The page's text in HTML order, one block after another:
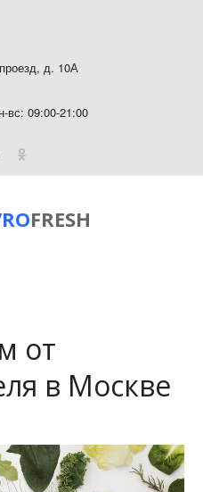
д. 10А
вс: 09:00-21:00
FRESH
от
в Москве